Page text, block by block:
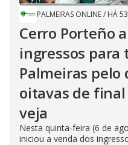
PALMEIRAS ONLINE/ HÁ
Cerro Porteño
ingressos para
Palmeiras pelo
oitavas de
veja
Nesta quinta-feira (6 de
iniciou a venda dos